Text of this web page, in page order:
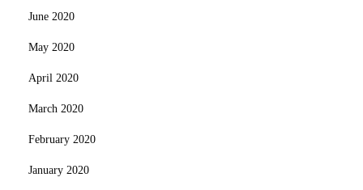
June 2020
May 2020
April 2020
March 2020
February 2020
January 2020